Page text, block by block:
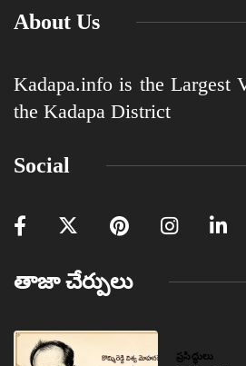
About Us
Kadapa.info is the Largest
the Kadapa District
Social
తాజా చేర్పులు
ప్రసిద్ధులు